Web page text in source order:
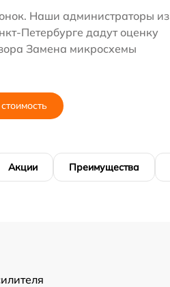
Наши администраторы из
Петербурге дадут оценку
Замена микросхемы
Акции Преимущества